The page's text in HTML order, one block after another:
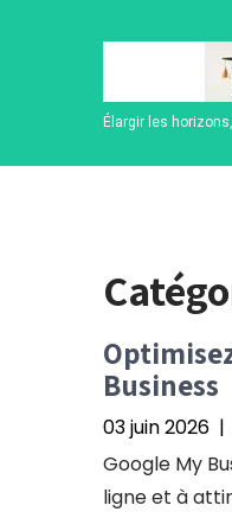
Élargir les
Business
03 juin 2026 |
Google My
ligne et à